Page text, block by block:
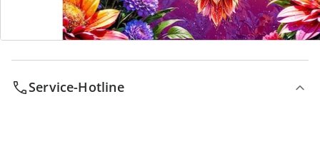
Service-Hotline